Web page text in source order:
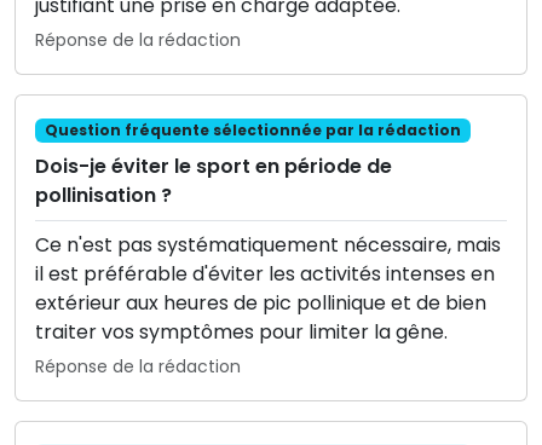
Réponse de la rédaction
Question fréquente sélectionnée par la rédaction
Dois-je éviter le sport en période de
pollinisation ?
Ce n'est pas systématiquement nécessaire, mais
il est préférable d'éviter les activités intenses en
extérieur aux heures de pic pollinique et de bien
traiter vos symptômes pour limiter la gêne.
Réponse de la rédaction